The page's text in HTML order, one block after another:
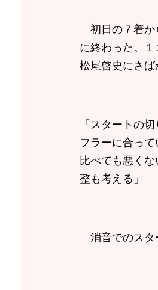
初日の７着か
に終わった。
松尾啓史にさば
「スタートの
フラーに合っ
比べても悪く
整も考える」
消音でのスタ